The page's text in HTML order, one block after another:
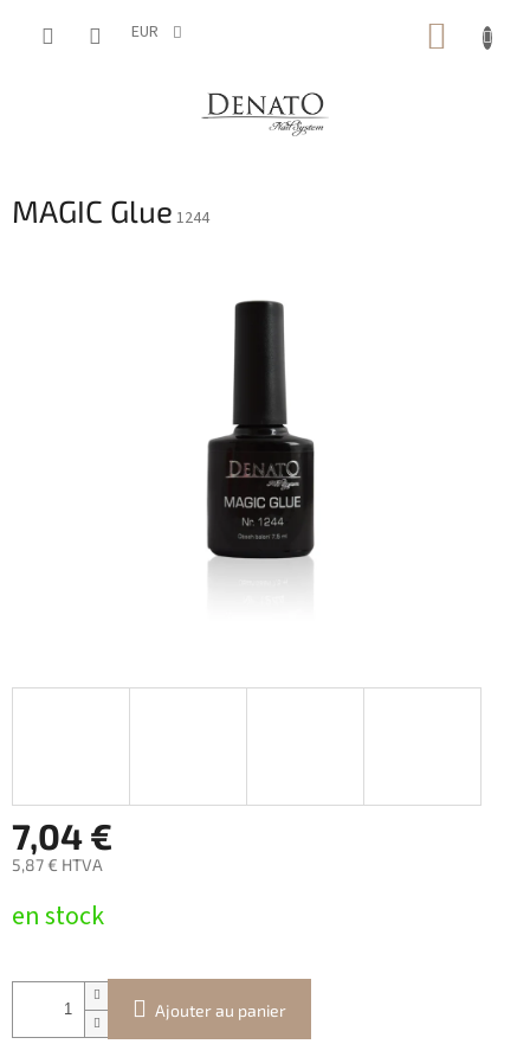
EUR
PANIER
MAGIC Glue 1244
7,04 €
5,87 € HTVA
de
en stock
Ajouter au panier